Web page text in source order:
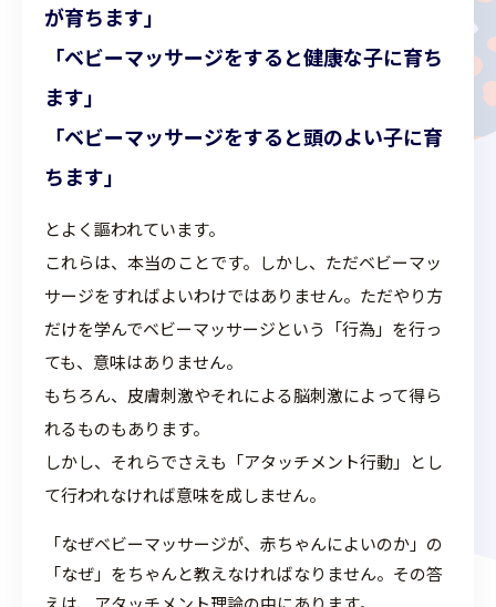
が育ちます」
「ベビーマッサージをすると健康な子に育ち
ます」
「ベビーマッサージをすると頭のよい子に育
ちます」
とよく謳われています。
これらは、本当のことです。しかし、ただベビーマッ
サージをすればよいわけではありません。ただやり方
だけを学んでベビーマッサージという「行為」を行っ
ても、意味はありません。
もちろん、皮膚刺激やそれによる脳刺激によって得ら
れるものもあります。
しかし、それらでさえも「アタッチメント行動」とし
て行われなければ意味を成しません。
「なぜベビーマッサージが、赤ちゃんによいのか」の
「なぜ」をちゃんと教えなければなりません。その答